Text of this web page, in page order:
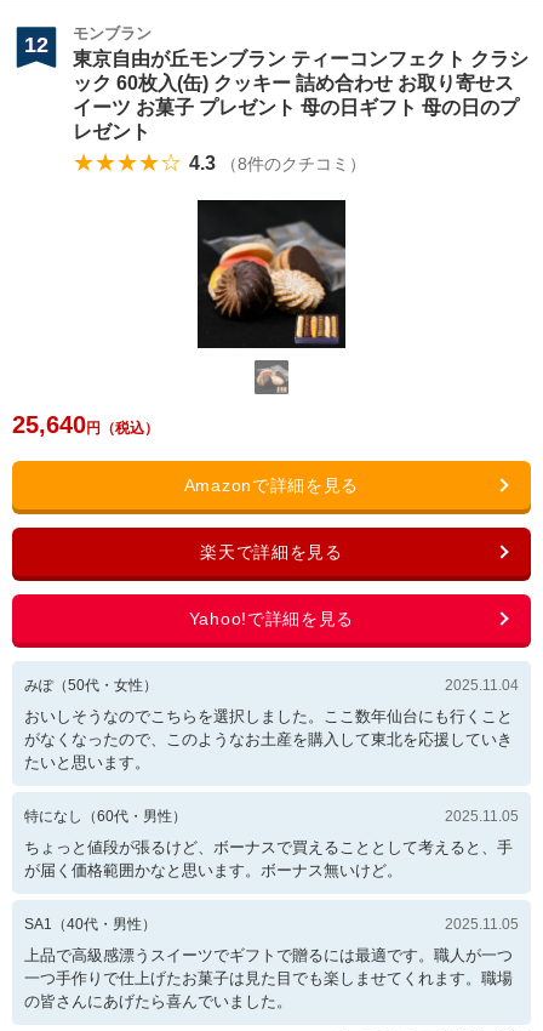
12 モンブラン
東京自由が丘モンブラン ティーコンフェクト クラシ
ック 60枚入(缶) クッキー 詰め合わせ お取り寄せス
イーツ お菓子 プレゼント 母の日ギフト 母の日のプ
レゼント
★★★★☆ 4.3 （8件のクチコミ）
25,640
みぽ（50代・ 女性 ） 2025.11.04
おいしそうなのでこちらを選択しました。ここ数年仙台にも行くこと
がなくなったので、このようなお土産を購入して東北を応援していき
たいと思います。
特になし （60代・ 男性 ） 2025.11.05
ちょっと値段が張るけど、ボーナスで買えることとして考えると、手
が届く価格範囲かなと思います。ボーナス無いけど。
SA1 （40代・ 男性 ） 2025.11.05
上品で高級感漂うスイーツでギフトで贈るには最適です。職人が一つ
一つ手作りで仕上げたお菓子は見た目でも楽しませてくれます。職場
の皆さんにあげたら喜んでいました。